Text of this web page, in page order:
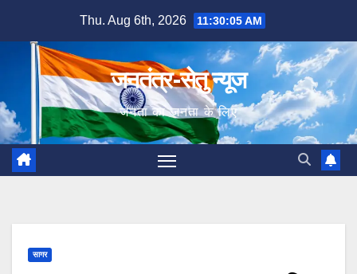
content
Thu. Aug 6th, 2026 11:30:06 AM
जनतंत्र-सेतु न्यूज
जनता का जनता के लिए
सागर